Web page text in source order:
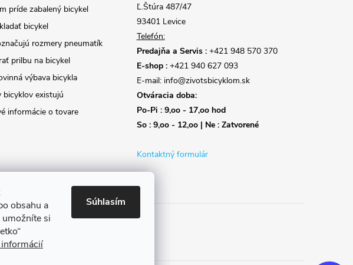
obsahu a
si
Súhlasím
príde zabalený bicykel
bicykel
rozmery pneumatík
prilbu na bicykel
výbava bicykla
bicyklov existujú
informácie o tovare
Ľ.Štúra 487/47
93401 Levice
Telefón:
Predajňa a Servis :+421 948 570 370
E-shop : +421 940 627 093
E-mail: info@zivotsbicyklom.sk
Otváracia doba:
Po-Pi : 9,oo - 17,oo hod
So : 9,oo - 12,oo | Ne : Zatvorené
Kontaktný formulár